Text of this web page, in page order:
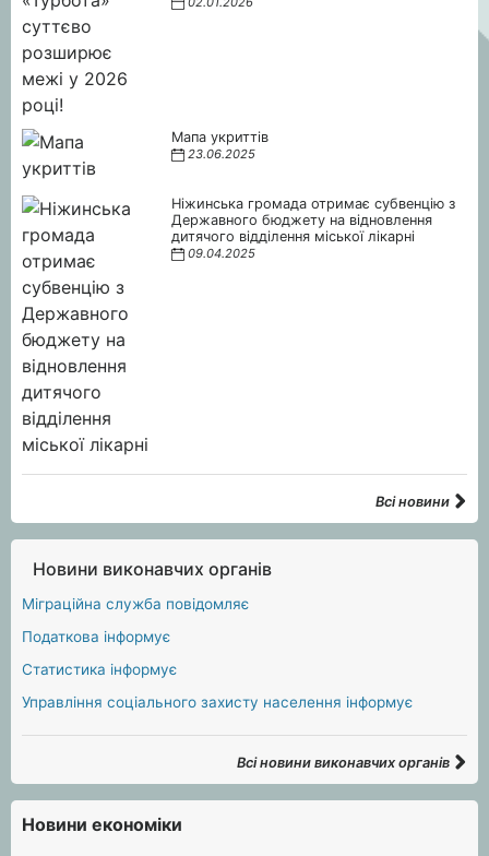
Мапа укриттів
23.06.2025
Ніжинська громада отримає субвенцію з
Державного бюджету на відновлення
дитячого відділення міської лікарні
09.04.2025
Всі новини
Новини виконавчих органів
Міграційна служба повідомляє
Податкова інформує
Статистика інформує
Управління соціального захисту населення інформує
Всі новини виконавчих органів
Новини економіки